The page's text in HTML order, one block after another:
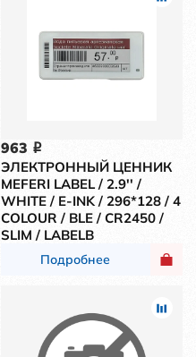
963 i
ЭЛЕКТРОННЫЙ ЦЕННИК
MEFERI LABEL / 2.9'' /
WHITE / E-INK / 296*128 / 4
COLOUR / BLE / CR2450 /
SLIM / LABELB
Подробнее